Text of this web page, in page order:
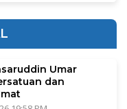
Umar
dan